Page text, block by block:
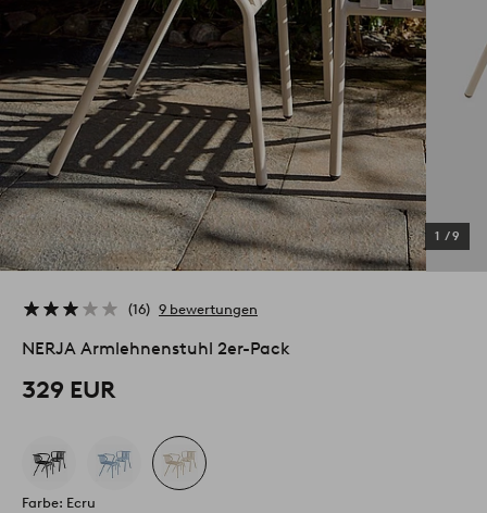
1 /9
16 9 bewertungen
NERJA Armlehnenstuhl 2er-Pack
329 EUR
Farbe: Ecru